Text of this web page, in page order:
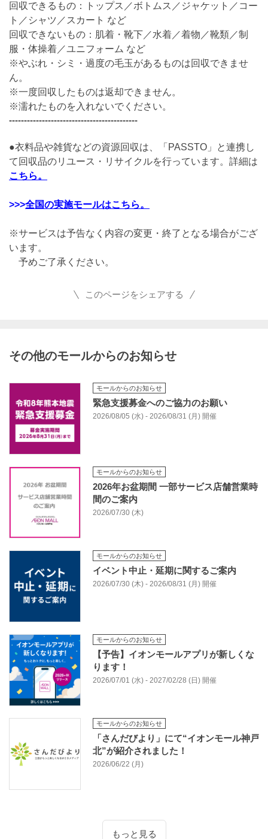
回収できるもの：トップス／ボトムス／ジャケット／コー
ト／シャツ／スカート など
回収できないもの：肌着・靴下／水着／着物／靴類／制
服・体操着／ユニフォーム など
※やぶれ・シミ・過度の毛玉があるものは回収できませ
ん。
※一度回収したものは返却できません。
※濡れたものを入れないでください。
-------------------------------------------
●衣料品や雑貨などの資源回収は、「PASSTO」と連携し
て回収品のリユース・リサイクルを行っています。詳細は
こちら。
>>>全国の実施モールはこちら。
※サービスは予告なく内容の変更・終了となる場合がござ
います。
予めご了承ください。
このページをシェアする
その他のモールからのお知らせ
モールからのお知らせ
緊急支援募金へのご協力のお願い
2026/08/05 (水) - 2026/08/31 (月) 開催
モールからのお知らせ
2026年お盆期間 一部サービス店舗営業時
間のご案内
2026/07/30 (木)
モールからのお知らせ
イベント中止・延期に関するご案内
2026/07/30 (木) - 2026/08/31 (月) 開催
モールからのお知らせ
【予告】イオンモールアプリが新しくな
ります！
2026/07/01 (水) - 2027/02/28 (日) 開催
モールからのお知らせ
「さんだびより」にて“イオンモール神戸
北”が紹介されました！
2026/06/22 (月)
もっと見る